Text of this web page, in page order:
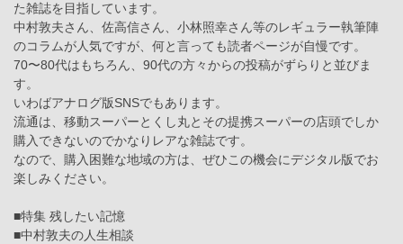
た雑誌を目指しています。
中村敦夫さん、佐高信さん、小林照幸さん等のレギュラー執筆陣
のコラムが人気ですが、何と言っても読者ページが自慢です。
70〜80代はもちろん、90代の方々からの投稿がずらりと並びま
す。
いわばアナログ版SNSでもあります。
流通は、移動スーパーとくし丸とその提携スーパーの店頭でしか
購入できないのでかなりレアな雑誌です。
なので、購入困難な地域の方は、ぜひこの機会にデジタル版でお
楽しみください。
■特集 残したい記憶
■中村敦夫の人生相談